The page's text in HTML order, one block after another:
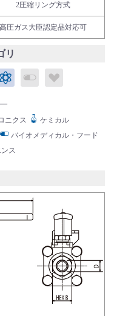
2圧縮リング方式
高圧ガス大臣認定品対応可
リ
ブリックラボラトリ
エネルギーバイオメディカ
ニクス
ケミカル
バイオメディカル・フード
ス